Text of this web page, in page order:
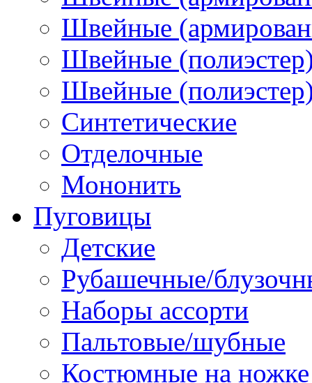
Швейные
Швейные
Швейные
Синтетические
Отделочные
Мононить
Пуговицы
Детские
Рубашечные/
Наборы ассорти
Пальтовые/шубные
Костюмные на ножке